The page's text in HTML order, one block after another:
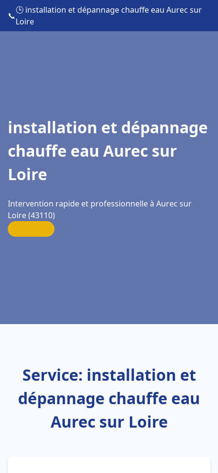
📞
🕒 installation et dépannage chauffe eau Aurec sur
Loire
installation et dépannage
chauffe eau Aurec sur
Loire
Intervention rapide et professionnelle à Aurec sur
Loire (43110)
Service: installation et
dépannage chauffe eau
Aurec sur Loire